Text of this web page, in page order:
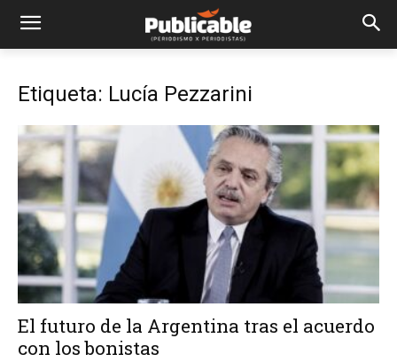
Etiqueta: Lucía Pezzarini
El futuro de la Argentina tras el acuerdo
con los bonistas